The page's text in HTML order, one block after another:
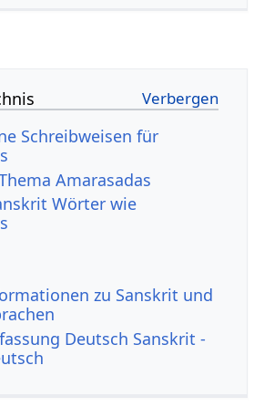
Schreibweisen für
Amarasadas
Wörter wie
zu Sanskrit und
Deutsch Sanskrit -